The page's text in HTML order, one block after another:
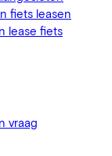
fiets leasen
lease fiets
vraag